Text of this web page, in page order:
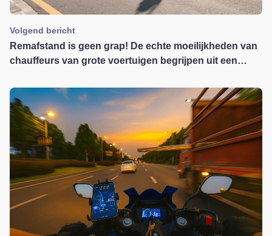
Volgend bericht
Remafstand is geen grap! De echte moeilijkheden van
chauffeurs van grote voertuigen begrijpen uit een